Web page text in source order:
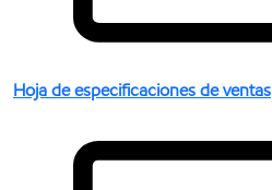
Hoja de especificaciones de ventas